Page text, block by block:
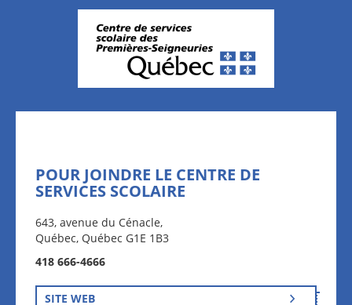
POUR JOINDRE LE CENTRE DE
SERVICES SCOLAIRE
643, avenue du Cénacle,
Québec, Québec G1E 1B3
418 666-4666
SITE WEB